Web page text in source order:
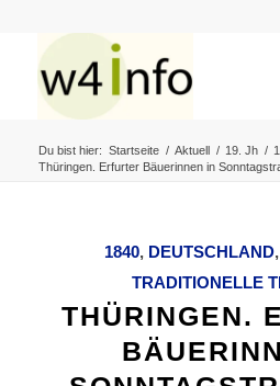
Du bist hier: Startseite / Aktuell / 19. Jh /
Thüringen. Erfurter Bäuerinnen in
1840, DEUTSCHLAND
TRADITIONELLE
THÜRINGEN.